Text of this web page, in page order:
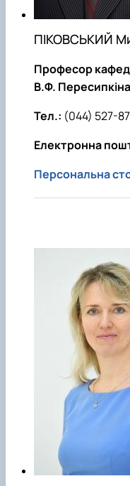
ПІКОВСЬКИЙ
Професор
В.Ф.
Тел.: (044) 527-
Електронна
Персональна